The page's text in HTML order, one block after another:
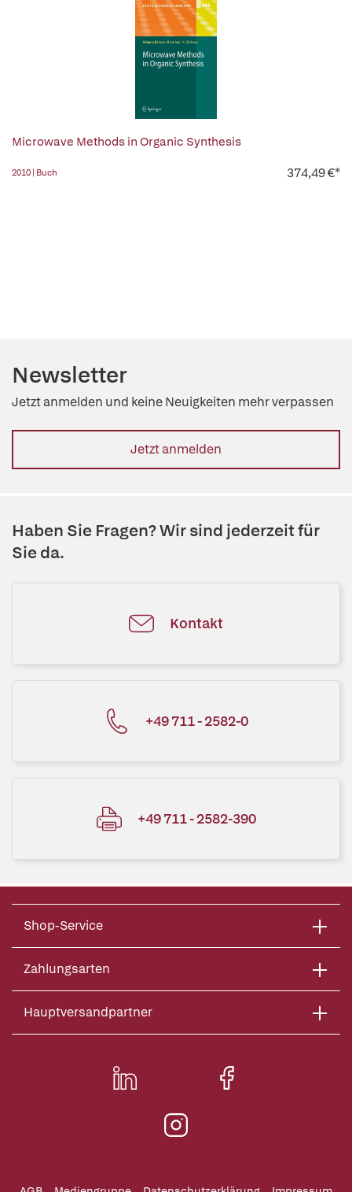
Microwave Methods in Organic Synthesis
2010 | Buch 374,49 €*
Newsletter
Jetzt anmelden und keine Neuigkeiten mehr verpassen
Jetzt anmelden
Haben Sie Fragen? Wir sind jederzeit für
Sie da.
Kontakt
+49 711 - 2582-0
+49 711 - 2582-390
Shop-Service
Zahlungsarten
Hauptversandpartner